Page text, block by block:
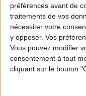
préférences avant de
traitements de vos
nécessiter votre
y opposer. Vos
Vous pouvez modifier
consentement à tout
cliquant sur le bouton